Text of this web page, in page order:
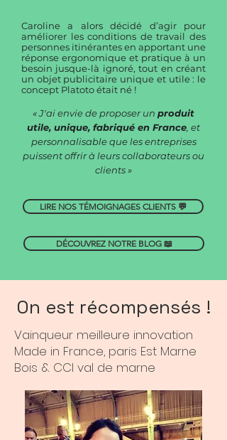
Caroline a alors décidé d’agir pour
améliorer les conditions de travail des
personnes itinérantes en apportant une
réponse ergonomique et pratique à un
besoin jusque-là ignoré, tout en créant
un objet publicitaire unique et utile : le
concept Platoto était né !
« J'ai envie de proposer un produit
utile, unique, fabriqué en France, et
personnalisable que les entreprises
puissent offrir à leurs collaborateurs ou
clients »
LIRE NOS TÉMOIGNAGES CLIENTS 💬
DÉCOUVREZ NOTRE BLOG 📖
On est récompensés !
Vainqueur meilleure innovation
Made in France, paris Est Marne
Bois & CCI val de marne